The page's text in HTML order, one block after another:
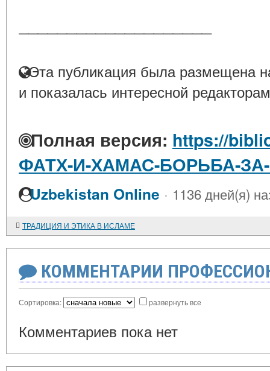
Эта публикация была размещена
и показалась интересной
Полная версия: https://
ФАТХ-И-ХАМАС-БОРЬБА-
Uzbekistan Online · 1136 дней(я)
ТРАДИЦИЯ И ЭТИКА В ИСЛАМЕ
КОММЕНТАРИИ
Сортировка: развернуть все
Комментариев пока нет